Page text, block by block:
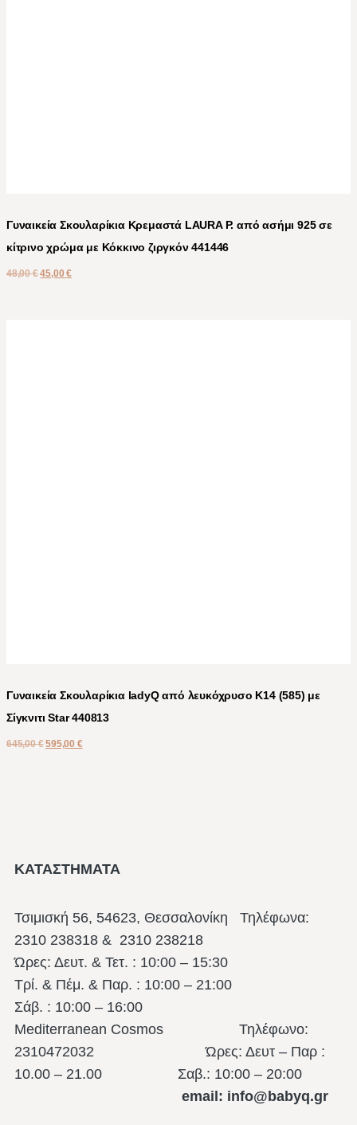
Γυναικεία Σκουλαρίκια Κρεμαστά LAURA P. από ασήμι 925 σε
κίτρινο χρώμα με Κόκκινο ζιργκόν 441446
48,00€ 45,00€
Γυναικεία Σκουλαρίκια ladyQ από λευκόχρυσο Κ14 (585) με
Σίγκνιτι Star 440813
645,00€ 595,00 €
ΚΑΤΑΣΤΗΜΑΤΑ
Τσιμισκή 56, 54623, Θεσσαλονίκη Τηλέφωνα:
2310 238318 & 2310 238218
Ώρες: Δευτ. & Τετ. : 10:00 – 15:30
Τρί. & Πέμ. & Παρ. : 10:00 – 21:00
Σάβ. : 10:00 – 16:00
Mediterranean Cosmos Τηλέφωνο:
2310472032 Ώρες: Δευτ – Παρ :
10.00 – 21.00 Σαβ.: 10:00 – 20:00
email: info@babyq.gr